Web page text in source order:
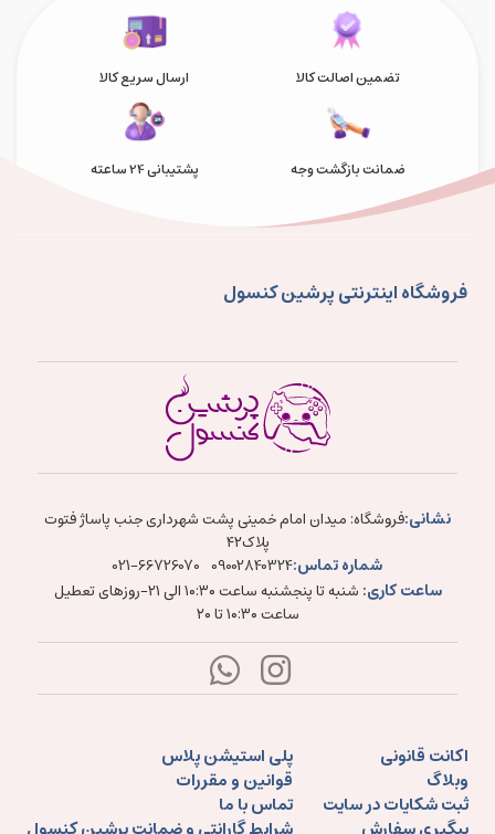
تضمین اصالت کالا ارسال سریع کالا
ضمانت بازگشت وجه پشتیبانی 24 ساعته
فروشگاه اینترنتی پرشین کنسول
نشانی:فروشگاه: میدان امام خمینی پشت شهرداری جنب پاساژ فتوت
پلاک۴۲
شماره تماس:09002840324
021-66726070
ساعت کاری:
شنبه تا پنجشنبه ساعت ۱۰:۳۰ الی ۲۱-روزهای تعطیل
ساعت ۱۰:۳۰ تا ۲۰
اکانت قانونی
پلی استیشن پلاس
وبلاگ
قوانین و مقررات
ثبت شکایات در سایت
تماس با ما